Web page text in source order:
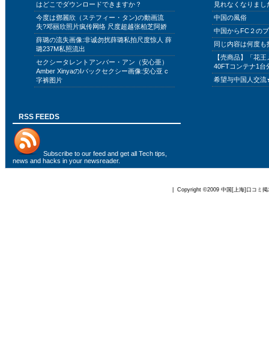
はどこでダウンロードできますか？
今度は鄧麗欣（ステフィー・タン)の動画流
失?邓丽欣照片疯传网络 尺度超越张柏芝阿娇
薛璐の流失画像:非诚勿扰薛璐私拍尺度惊人 薛
璐237M私照流出
セクシータレントアンバー・アン（安心亜）
Amber XinyaのIバックセクシー画像:安心亚 c
字裤图片
見れなくなりまし
中国の風俗
中国からFC２の
同じ内容は何度
【売商品】「花
40FTコンテナ1台
希望与中国人交
RSS FEEDS
Subscribe to our feed and get all Tech tips,
news and hacks in your newsreader.
| Copyright ©2009 中国[上海]口コミ掲